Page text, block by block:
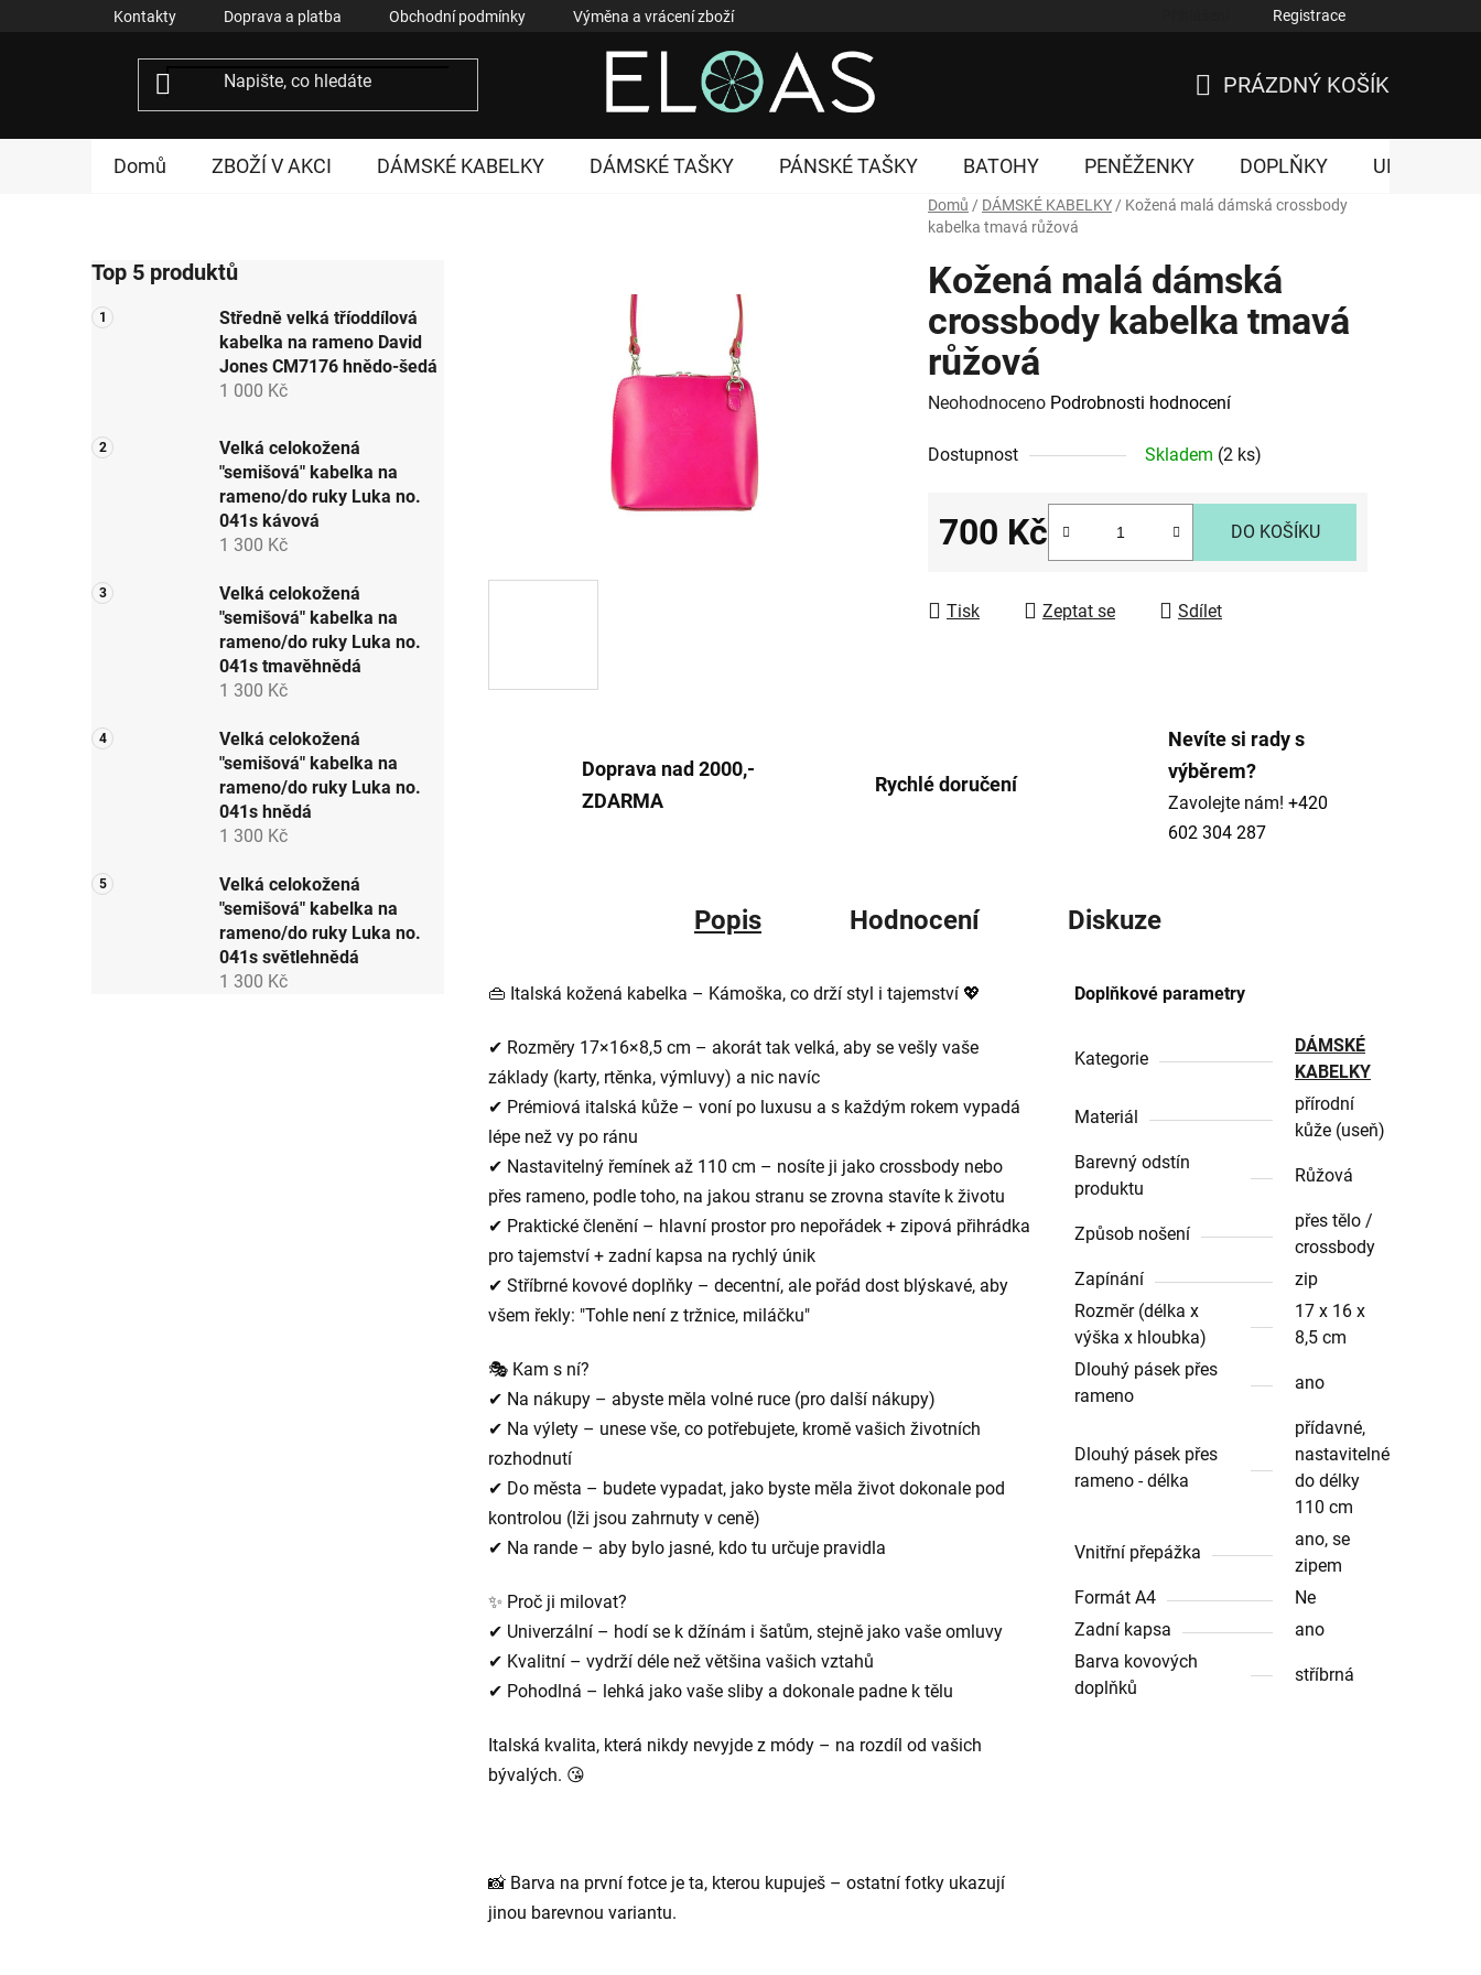
Kontakty Doprava a platba Obchodní podmínky Výměna a vrácení zboží Registrace
KOŠÍK
PRÁZDNÝ KOŠÍK
Domů ZBOŽÍ V AKCI DÁMSKÉ KABELKY DÁMSKÉ TAŠKY PÁNSKÉ TAŠKY BATOHY PENĚŽENKY DOPLŇKY UNISEX
Domů / DÁMSKÉ KABELKY / Kožená malá dámská crossbody
kabelka tmavá růžová
o
s
t
n
e
Top 5 produktů
Středně velká tříoddílová
kabelka na rameno David
Jones CM7176 hnědo-šedá
1 000 Kč
Velká celokožená
"semišová" kabelka na
rameno/do ruky Luka no.
041s kávová
1 300 Kč
Velká celokožená
"semišová" kabelka na
rameno/do ruky Luka no.
041s tmavěhnědá
1 300 Kč
Velká celokožená
"semišová" kabelka na
rameno/do ruky Luka no.
041s hnědá
1 300 Kč
Velká celokožená
"semišová" kabelka na
rameno/do ruky Luka no.
041s světlehnědá
1 300 Kč
Kožená malá dámská
crossbody kabelka tmavá
růžová
Průměrné
produktu
0,0
hvězdiček.
Neohodnoceno Podrobnosti hodnocení
Dostupnost Skladem (2 ks)
700 Kč DO KOŠÍKU
Tisk Zeptat se Sdílet
Doprava nad 2000,-
ZDARMA
Rychlé doručení
Nevíte si rady s
výběrem?
Zavolejte nám! +420
602 304 287
Popis Hodnocení Diskuze
👜 Italská kožená kabelka – Kámoška, co drží styl i tajemství 💖
✔ Rozměry 17×16×8,5 cm – akorát tak velká, aby se vešly vaše
základy (karty, rtěnka, výmluvy) a nic navíc
✔ Prémiová italská kůže – voní po luxusu a s každým rokem vypadá
lépe než vy po ránu
✔ Nastavitelný řemínek až 110 cm – nosíte ji jako crossbody nebo
přes rameno, podle toho, na jakou stranu se zrovna stavíte k životu
✔ Praktické členění – hlavní prostor pro nepořádek + zipová přihrádka
pro tajemství + zadní kapsa na rychlý únik
✔ Stříbrné kovové doplňky – decentní, ale pořád dost blýskavé, aby
všem řekly: "Tohle není z tržnice, miláčku"
🎭 Kam s ní?
✔ Na nákupy – abyste měla volné ruce (pro další nákupy)
✔ Na výlety – unese vše, co potřebujete, kromě vašich životních
rozhodnutí
✔ Do města – budete vypadat, jako byste měla život dokonale pod
kontrolou (lži jsou zahrnuty v ceně)
✔ Na rande – aby bylo jasné, kdo tu určuje pravidla
✨ Proč ji milovat?
✔ Univerzální – hodí se k džínám i šatům, stejně jako vaše omluvy
✔ Kvalitní – vydrží déle než většina vašich vztahů
✔ Pohodlná – lehká jako vaše sliby a dokonale padne k tělu
Italská kvalita, která nikdy nevyjde z módy – na rozdíl od vašich
bývalých. 😘
📸 Barva na první fotce je ta, kterou kupuješ – ostatní fotky ukazují
jinou barevnou variantu.
Doplňkové parametry
Kategorie
DÁMSKÉ
KABELKY
Materiál
přírodní
kůže (useň)
Barevný odstín
produktu
Růžová
Způsob nošení
přes tělo /
crossbody
Zapínání
zip
Rozměr (délka x
výška x hloubka)
17 x 16 x
8,5 cm
Dlouhý pásek přes
rameno
ano
Dlouhý pásek přes
rameno - délka
přídavné,
nastavitelné
do délky
110 cm
Vnitřní přepážka
ano, se
zipem
Formát A4
Ne
Zadní kapsa
ano
Barva kovových
doplňků
stříbrná